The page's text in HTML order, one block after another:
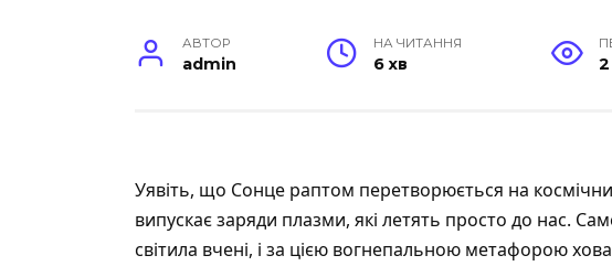
АВТОР
admin
НА ЧИТАННЯ
6 хв 2
Уявіть, що Сонце раптом перетворюється на
випускає заряди плазми, які летять просто до нас.
світила вчені, і за цією вогнепальною метафорою